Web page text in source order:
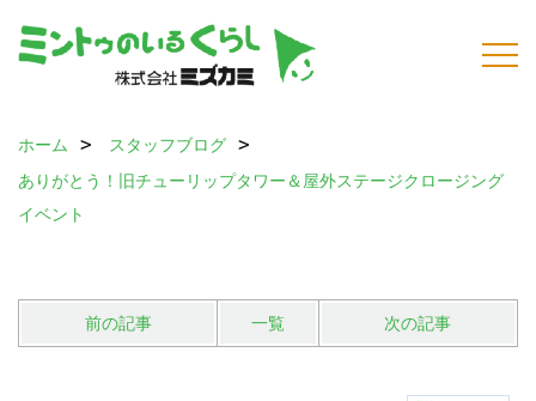
ホーム
スタッフブログ
ありがとう！旧チューリップタワー＆屋外ステージクロージング
イベント
前の記事 一覧 次の記事